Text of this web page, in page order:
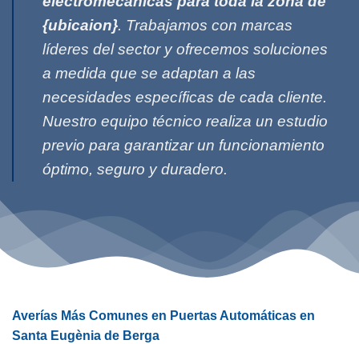
{ubicaion}. Trabajamos con marcas
líderes del sector y ofrecemos soluciones
a medida que se adaptan a las
necesidades específicas de cada cliente.
Nuestro equipo técnico realiza un estudio
previo para garantizar un funcionamiento
óptimo, seguro y duradero.
Averías Más Comunes en Puertas Automáticas en
Santa Eugènia de Berga